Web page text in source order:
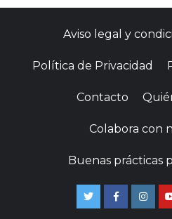
Aviso legal y
Política de Privacidad
Contacto
Colabora con
Buenas prácticas